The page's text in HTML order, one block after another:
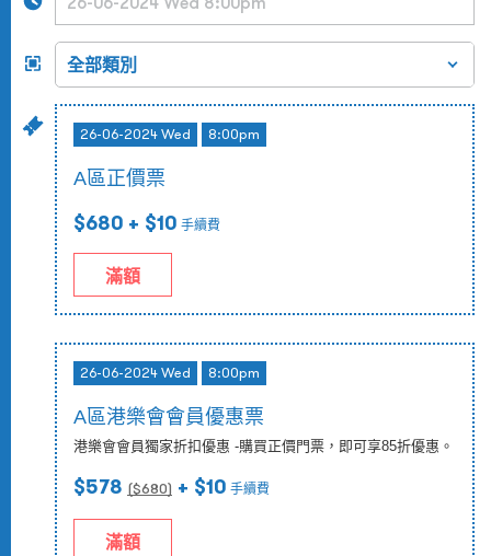
26-06-2024 Wed 8:00pm
A區正價票
$680 + $10 手續費
滿額
26-06-2024 Wed 8:00pm
A區港樂會會員優惠票
港樂會會員獨家折扣優惠 -購買正價門票，即可享85折優惠。
$578 ($680) + $10 手續費
滿額